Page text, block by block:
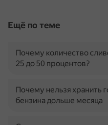
Ещё по теме
Почему количество
25 до 50 процентов?
Почему нельзя хранить
бензина дольше месяца